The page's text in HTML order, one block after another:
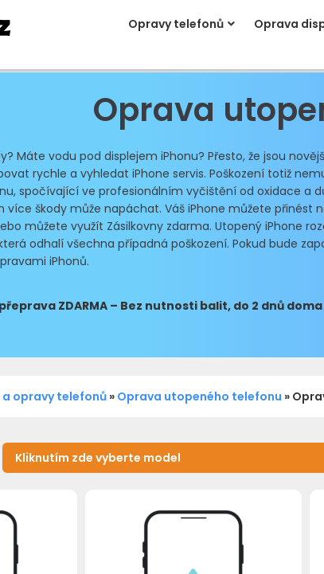
Opravy telefonů Oprava
Oprava
Máte vodu pod displejem iPhonu? Přesto, že jsou
rychle a vyhledat iPhone servis. Poškození totiž
spočívající ve profesionálním vyčištění od oxidace a
více škody může napáchat. Váš iPhone můžete přinést
můžete využít Zásilkovny zdarma. Utopený iPhone
odhalí všechna případná poškození. Pokud bude
iPhonů.
ZDARMA – Bez nutnosti balit, do 2 dnů doma
a opravy telefonů » Oprava utopeného telefonu »